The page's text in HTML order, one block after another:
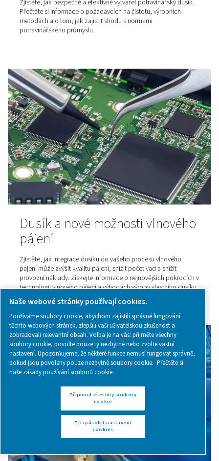
Výroba dusíku pro řezání
laserem
Zjistěte, jaké nároky má laserové řezání na dusík –
čistoty, tlaku a průtoku – a zlepšete kvalitu řezu i
celého procesu. Správná volba těchto parametrů
ovlivňuje výsledek a pomáhá minimalizovat náklady
Generátory dusíku pro
průmysl
Objevte, jak generátory dusíku přímo v místě použití
vinařstvím snižovat náklady, zajišťují spolehlivost
podporují udržitelnou výrobu vína.